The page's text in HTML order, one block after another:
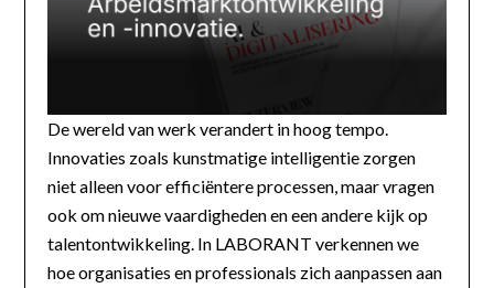
De wereld van werk verandert in hoog tempo.
Innovaties zoals kunstmatige intelligentie zorgen
niet alleen voor efficiëntere processen, maar vragen
ook om nieuwe vaardigheden en een andere kijk op
talentontwikkeling. In LABORANT verkennen we
hoe organisaties en professionals zich aanpassen aan